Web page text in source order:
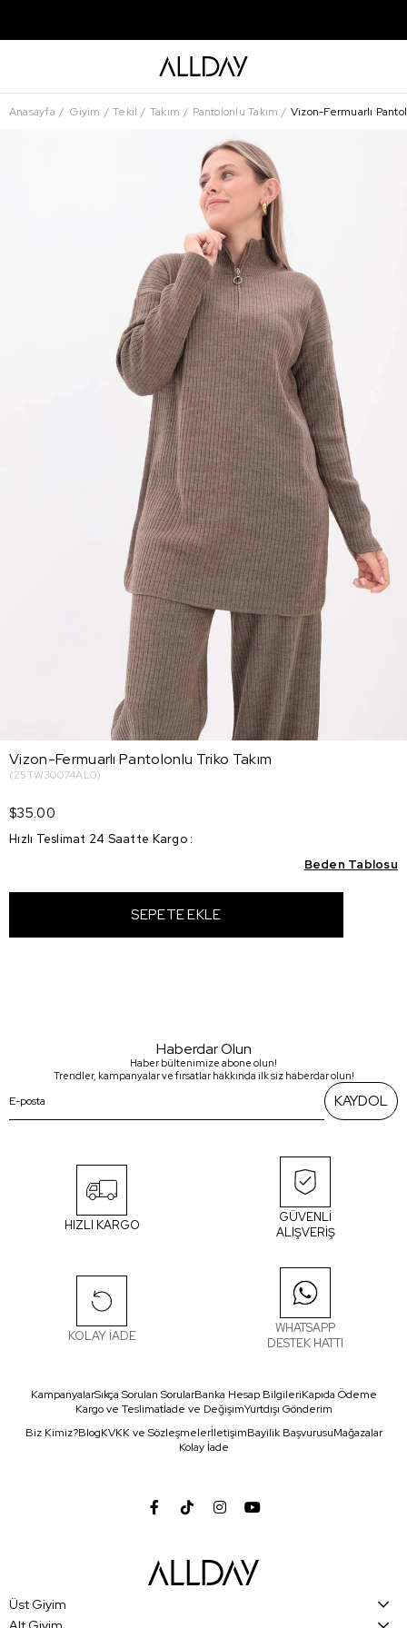
Anasayfa Giyim Tekil Takım Pantolonlu Takım Vizon-Fermuarlı
Vizon-Fermuarlı Pantolonlu Triko Takım
(25TW30074AL0)
$35.00
Hızlı Teslimat 24 Saatte Kargo :
Beden Tablosu
Haberdar Olun
Haber bültenimize abone olun!
Trendler, kampanyalar ve fırsatlar hakkında ilk siz haberdar olun!
KAYDOL
HIZLI KARGO
GÜVENLİ
ALIŞVERİŞ
KOLAY İADE
WHATSAPP
DESTEK HATTI
KampanyalarSıkça Sorulan SorularBanka Hesap BilgileriKapıda Ödeme
Kargo ve Teslimatİade ve DeğişimYurtdışı Gönderim
Biz Kimiz?BlogKVKK ve SözleşmelerİletişimBayilik BaşvurusuMağazalar
Kolay İade
Üst Giyim